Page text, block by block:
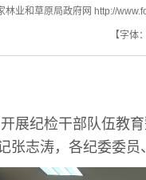
林业和草原局政府网 http://
【字体
展纪检干部队伍教
张志涛，各纪委委